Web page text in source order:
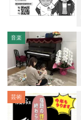
音楽
芸術